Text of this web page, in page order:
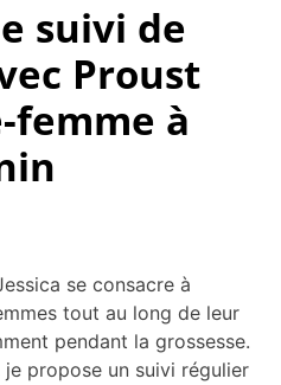
suivi de
Proust
femme à
se consacre à
tout au long de leur
pendant la grossesse.
propose un suivi régulier